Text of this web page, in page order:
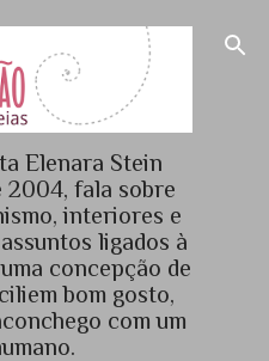
principal
Elenara Stein
2004, fala sobre
interiores e
ligados à
concepção de
bom gosto,
com um